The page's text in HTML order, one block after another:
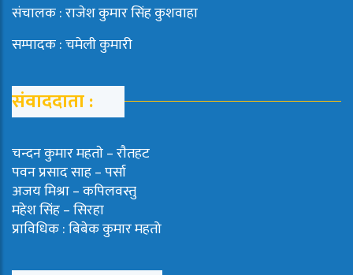
संचालक : राजेश कुमार सिंह कुशवाहा
सम्पादक : चमेली कुमारी
संवाददाता :
चन्दन कुमार महताे – राैतहट
पवन प्रसाद साह – पर्सा
अजय मिश्रा – कपिलवस्तु
महेश सिंह – सिरहा
प्राविधिक : बिबेक कुमार महतो